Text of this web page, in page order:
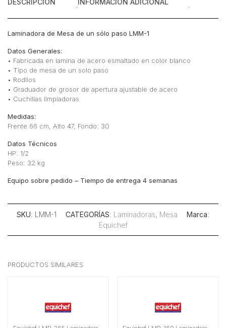
Laminadora de Mesa de un sólo paso LMM-1
Datos Generales:
• Fabricada en lamina de acero esmaltado en color blanco
• Tipo de mesa de un solo paso
• Rodllos
• Graduador de grosor de apertura ajustable de acero
• Cuchillas limpiadoras
Medidas:
Frente 66 cm, Alto 47, Fondo: 30
Datos Técnicos
HP: 1/2
Peso: 32 kg
Equipo sobre pedido – Tiempo de entrega 4 semanas
SKU: LMM-1 CATEGORÍAS: Laminadoras, Mesa Marca:
Equichef
PRODUCTOS SIMILARES